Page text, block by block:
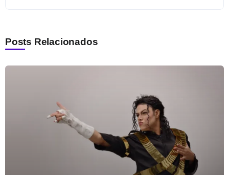
Posts Relacionados